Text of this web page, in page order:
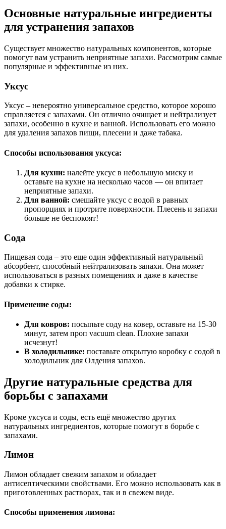
Основные натуральные ингредиенты
для устранения запахов
Существует множество натуральных компонентов, которые
помогут вам устранить неприятные запахи. Рассмотрим самые
популярные и эффективные из них.
Уксус
Уксус – невероятно универсальное средство, которое хорошо
справляется с запахами. Он отлично очищает и нейтрализует
запахи, особенно в кухне и ванной. Использовать его можно
для удаления запахов пищи, плесени и даже табака.
Способы использования уксуса:
Для кухни: налейте уксус в небольшую миску и
оставьте на кухне на несколько часов — он впитает
неприятные запахи.
Для ванной: смешайте уксус с водой в равных
пропорциях и протрите поверхности. Плесень и запахи
больше не беспокоят!
Сода
Пищевая сода – это еще один эффективный натуральный
абсорбент, способный нейтрализовать запахи. Она может
использоваться в разных помещениях и даже в качестве
добавки к стирке.
Применение соды:
Для ковров: посыпьте соду на ковер, оставьте на 15-30
минут, затем проп vacuum clean. Плохие запахи
исчезнут!
В холодильнике: поставьте открытую коробку с содой в
холодильник для Олдения запахов.
Другие натуральные средства для
борьбы с запахами
Кроме уксуса и соды, есть ещё множество других
натуральных ингредиентов, которые помогут в борьбе с
запахами.
Лимон
Лимон обладает свежим запахом и обладает
антисептическими свойствами. Его можно использовать как в
приготовленных растворах, так и в свежем виде.
Способы применения лимона: